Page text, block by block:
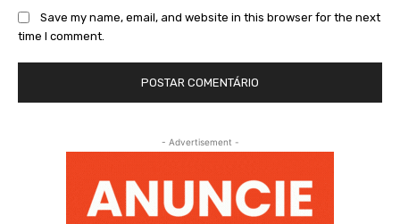
Save my name, email, and website in this browser for the next
time I comment.
- Advertisement -